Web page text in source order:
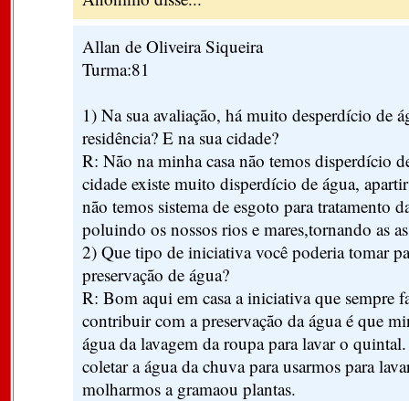
Allan de Oliveira Siqueira
Turma:81
1) Na sua avaliação, há muito desperdício de
residência? E na sua cidade?
R: Não na minha casa não temos disperdício
cidade existe muito disperdício de água,
não temos sistema de esgoto para tratamento
poluindo os nossos rios e mares,tornando as
2) Que tipo de iniciativa você poderia tomar
preservação de água?
R: Bom aqui em casa a iniciativa que sempre
contribuir com a preservação da água é que
água da lavagem da roupa para lavar o
coletar a água da chuva para usarmos para
molharmos a gramaou plantas.